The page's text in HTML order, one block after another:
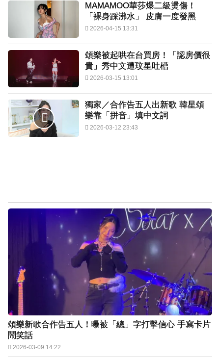
MAMAMOO華莎爆二級燙傷！
「裸身踩沸水」 皮膚一度發黑
2026-04-15 13:31
頌樂被起哄在台買房！「認房價很
貴」秀中文遭玟星吐槽
2026-03-15 13:01
獨家／合作告五人出新歌 韓星頌
樂靠「拼音」填中文詞
2026-03-12 23:43
頌樂新歌合作告五人！曝被「總」字打擊信心 手寫卡片
鬧笑話
2026-03-09 14:22